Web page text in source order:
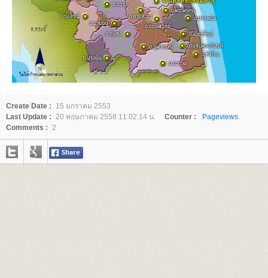
Create Date :
15 มกราคม 2553
Last Update : 20 พฤษภาคม 2558 11:02:14 น. Counter :
Pageviews.
Comments : 2